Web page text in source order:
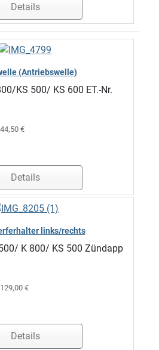
Details
(Antriebswelle)
KS 500/ KS 600 ET.-Nr.
44,50 €
Details
links/rechts
K 800/ KS 500 Zündapp
129,00 €
Details